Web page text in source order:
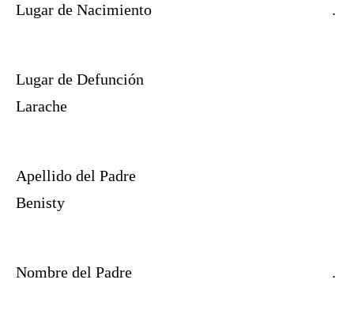
Lugar de Nacimiento .
Lugar de Defunción
Larache
Apellido del Padre
Benisty
Nombre del Padre .